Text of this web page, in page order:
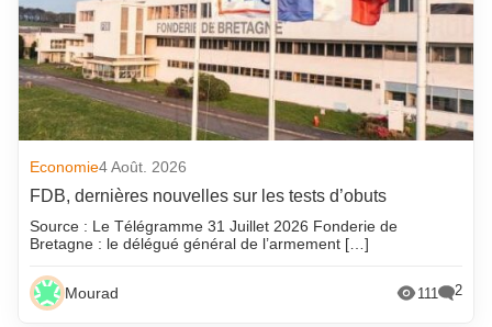
Economie4 Août. 2026
FDB, dernières nouvelles sur les tests d’obuts
Source : Le Télégramme 31 Juillet 2026 Fonderie de
Bretagne : le délégué général de l’armement […]
Mourad 111 2